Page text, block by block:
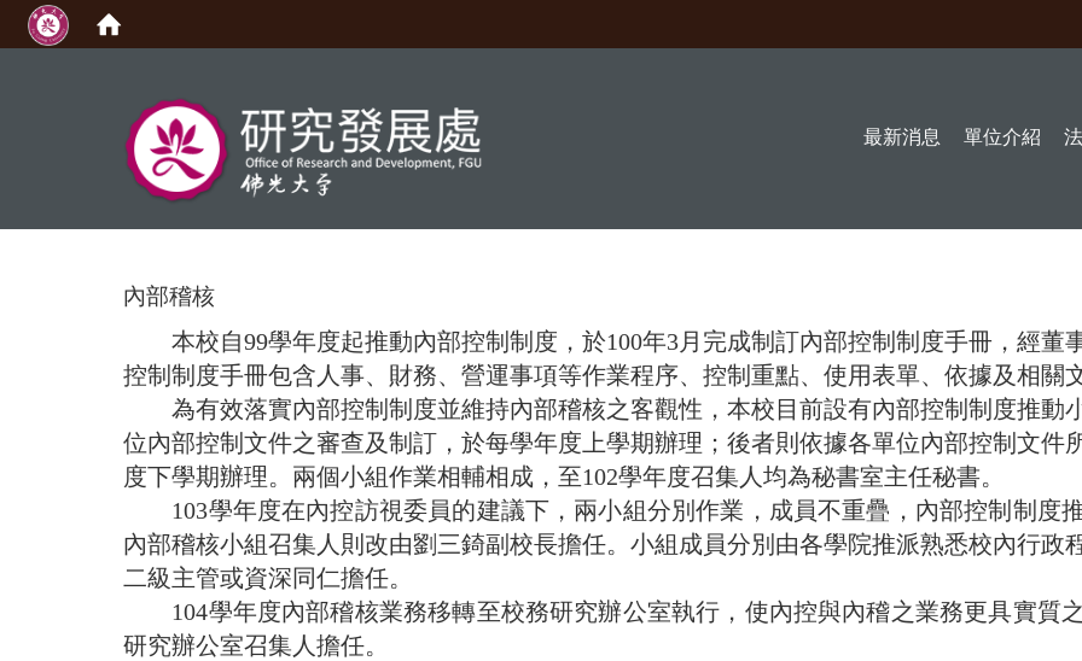
最新消息
單位介紹
內部稽核
本校自99學年度起推動內部控制制度，於100年3月完成制訂內部控制制度手冊，經董
控制制度手冊包含人事、財務、營運事項等作業程序、控制重點、使用表單、依據及相關
為有效落實內部控制制度並維持內部稽核之客觀性，本校目前設有內部控制制度推動
位內部控制文件之審查及制訂，於每學年度上學期辦理；後者則依據各單位內部控制文件
度下學期辦理。兩個小組作業相輔相成，至102學年度召集人均為秘書室主任秘書。
103學年度在內控訪視委員的建議下，兩小組分別作業，成員不重疊，內部控制制度
內部稽核小組召集人則改由劉三錡副校長擔任。小組成員分別由各學院推派熟悉校內行政
二級主管或資深同仁擔任。
104學年度內部稽核業務移轉至校務研究辦公室執行，使內控與內稽之業務更具實質
研究辦公室召集人擔任。